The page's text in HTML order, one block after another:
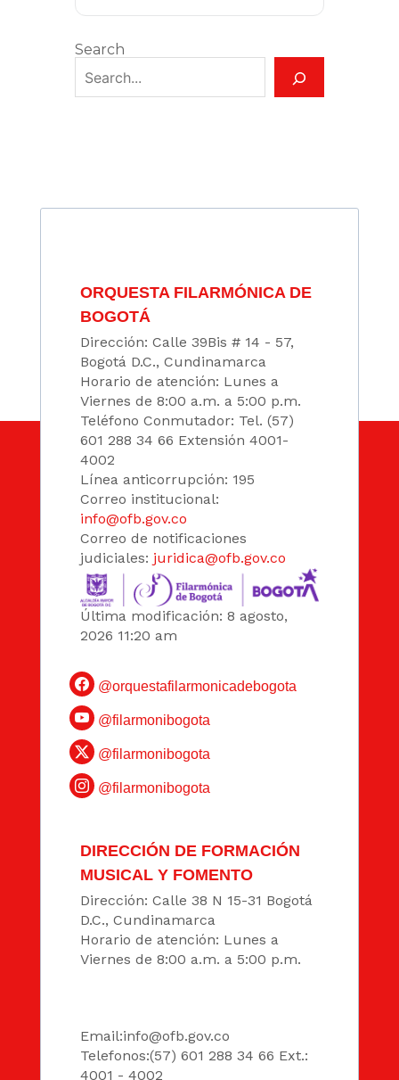
Search
ORQUESTA FILARMÓNICA DE
BOGOTÁ
Dirección: Calle 39Bis # 14 - 57,
Bogotá D.C., Cundinamarca
Horario de atención: Lunes a
Viernes de 8:00 a.m. a 5:00 p.m.
Teléfono Conmutador: Tel. (57)
601 288 34 66 Extensión 4001-
4002
Línea anticorrupción: 195
Correo institucional:
info@ofb.gov.co
Correo de notificaciones
judiciales: juridica@ofb.gov.co
Última modificación: 8 agosto,
2026 11:20 am
@orquestafilarmonicadebogota
@filarmonibogota
@filarmonibogota
@filarmonibogota
DIRECCIÓN DE FORMACIÓN
MUSICAL Y FOMENTO
Dirección: Calle 38 N 15-31 Bogotá
D.C., Cundinamarca
Horario de atención: Lunes a
Viernes de 8:00 a.m. a 5:00 p.m.
Email:info@ofb.gov.co
Telefonos:(57) 601 288 34 66 Ext.:
4001 - 4002